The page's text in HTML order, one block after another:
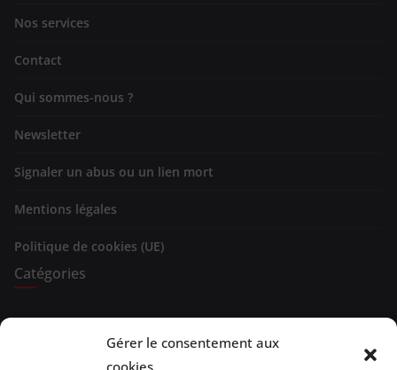
Gérer le consentement aux
cookies
Nos services
Contact
Qui sommes-nous ?
Newsletter
Signaler un abus ou un lien mort
Mentions légales
Politique de cookies (UE)
Catégories
Expositions